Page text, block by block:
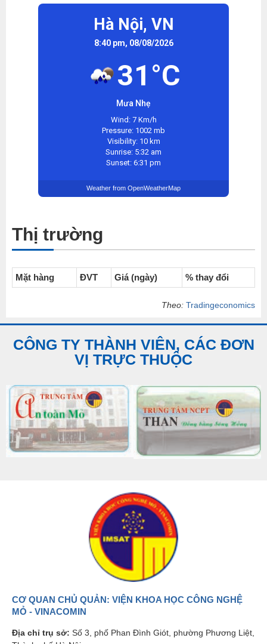
Hà Nội, VN
8:40 pm, 08/08/2026
31°C
Mưa Nhẹ
Wind: 7 Km/h
Pressure: 1002 mb
Visibility: 10 km
Sunrise: 5:32 am
Sunset: 6:31 pm
Weather from OpenWeatherMap
Thị trường
Mặt hàng ĐVT Giá (ngày) % thay đổi
Theo: Tradingeconomics
CÔNG TY THÀNH VIÊN, CÁC ĐƠN
VỊ TRỰC THUỘC
CƠ QUAN CHỦ QUẢN: VIỆN KHOA HỌC CÔNG NGHỆ
MỎ - VINACOMIN
Địa chỉ trụ sở: Số 3, phố Phan Đình Giót, phường Phương Liệt,